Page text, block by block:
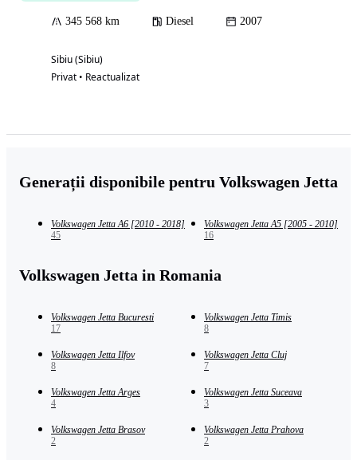
345 568 km Diesel 2007
Sibiu (Sibiu)
Privat • Reactualizat
Generații disponibile pentru Volkswagen Jetta
Volkswagen Jetta A6 [2010 - 2018]
45
Volkswagen Jetta A5 [2005 - 2010]
16
Volkswagen Jetta in Romania
Volkswagen Jetta Bucuresti
17
Volkswagen Jetta Timis
8
Volkswagen Jetta Ilfov
8
Volkswagen Jetta Cluj
7
Volkswagen Jetta Arges
4
Volkswagen Jetta Suceava
3
Volkswagen Jetta Brasov
2
Volkswagen Jetta Prahova
2